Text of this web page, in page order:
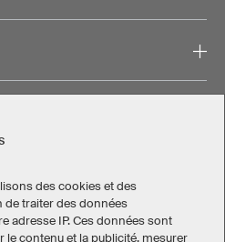
Politique de confidentialité
des cookies et des
de traiter des données
adresse IP. Ces données sont
le contenu et la publicité, mesurer